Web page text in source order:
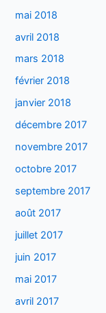
mai 2018
avril 2018
mars 2018
février 2018
janvier 2018
décembre 2017
novembre 2017
octobre 2017
septembre 2017
août 2017
juillet 2017
juin 2017
mai 2017
avril 2017